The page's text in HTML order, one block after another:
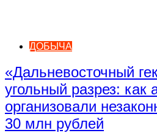
ДОБЫЧА
«Дальневосточный
угольный разрез: как
организовали
30 млн рублей